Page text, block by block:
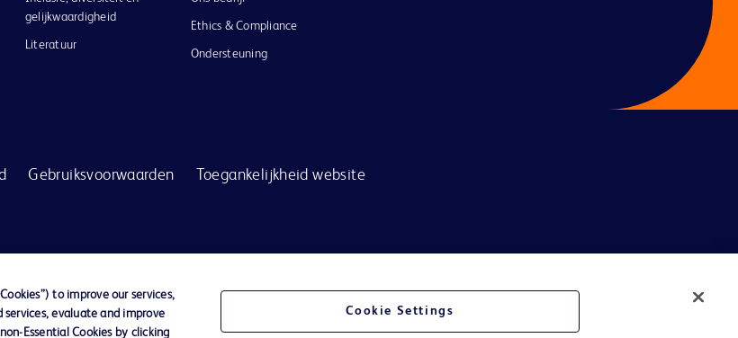
gelijkwaardigheid
Literatuur
Ethics & Compliance
Ondersteuning
Gebruiksvoorwaarden Toegankelijkheid website
to improve our services,
evaluate and improve
Essential Cookies by clicking
Cookie Settings